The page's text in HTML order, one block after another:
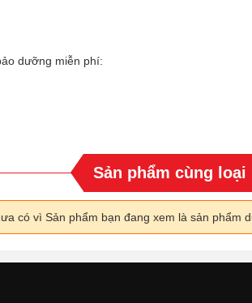
dưỡng miễn phí:
Sản phẩm cùng loại
có vì Sản phẩm bạn đang xem là sản phẩm